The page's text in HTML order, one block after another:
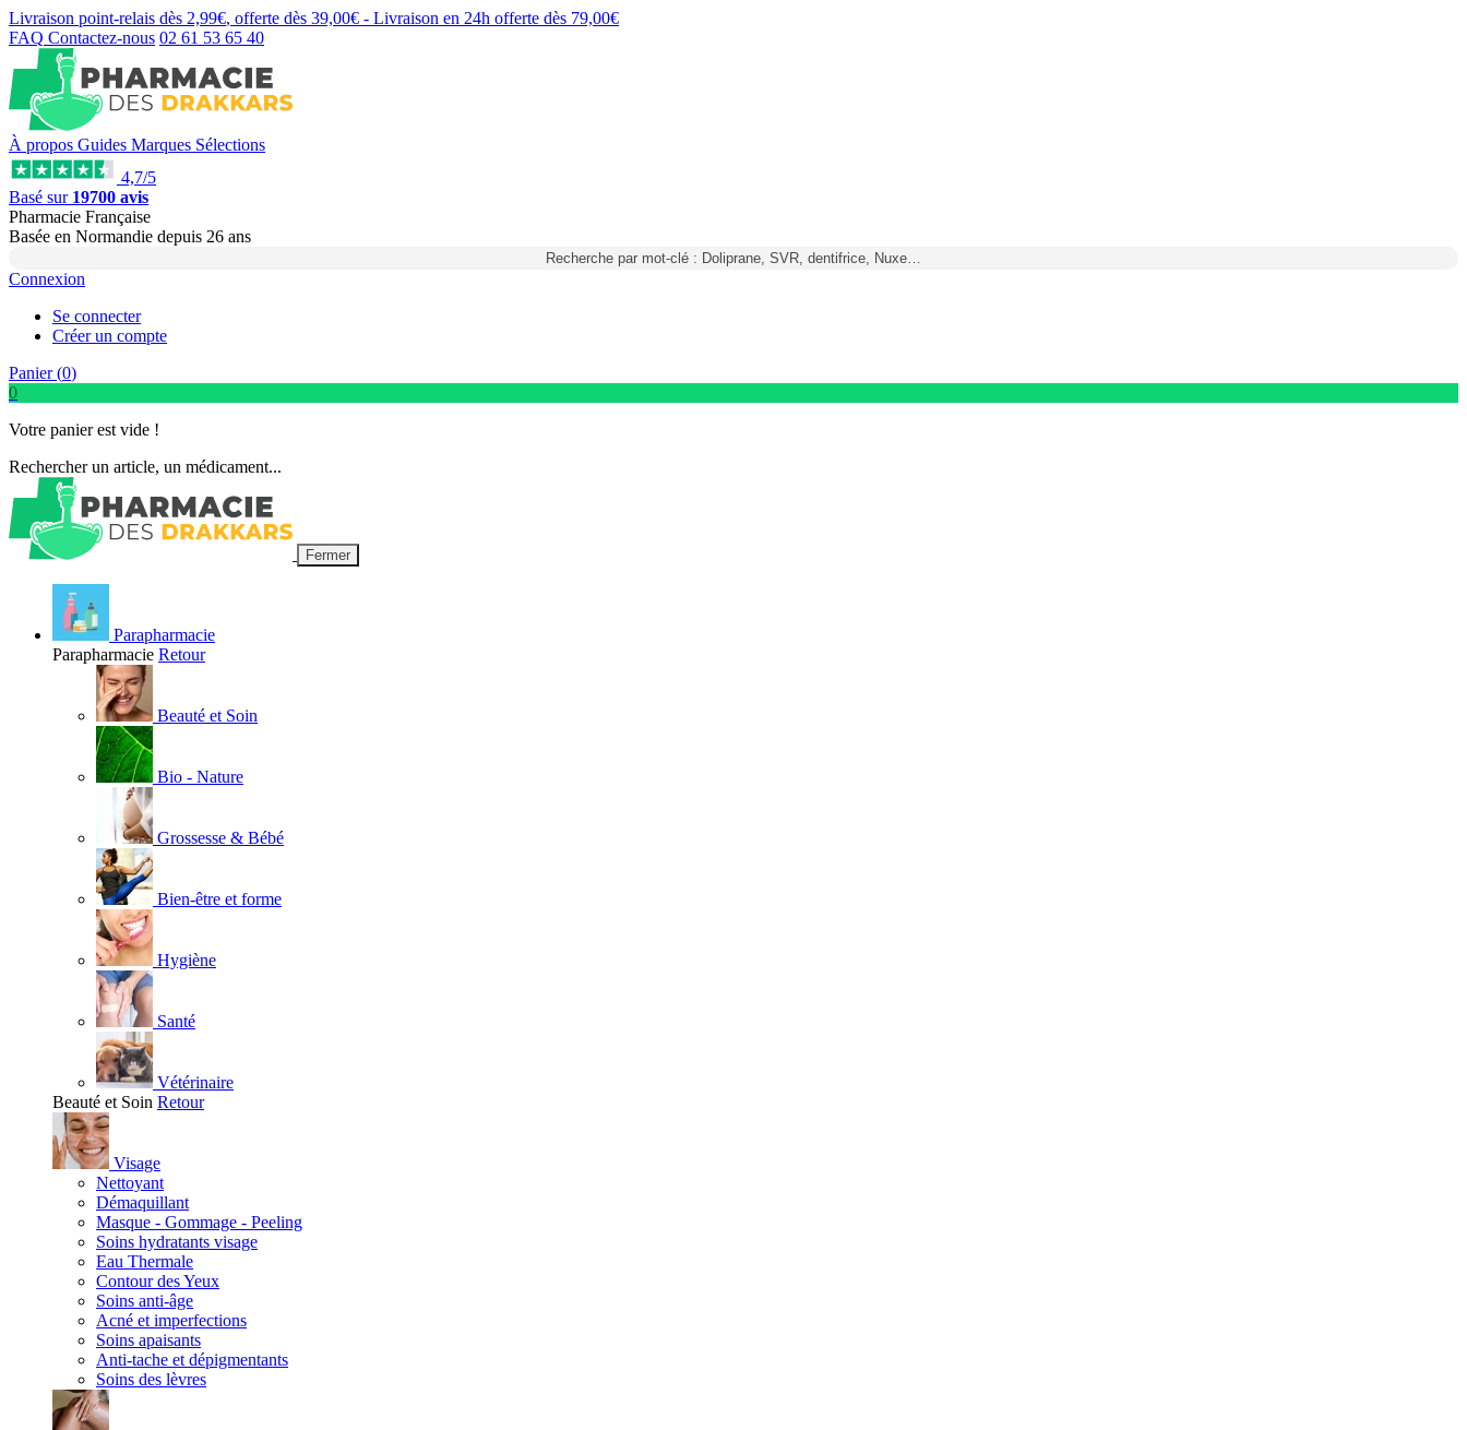
Livraison point-relais dès 2,99€, offerte dès 39,00€ - Livraison en 24h offerte dès 79,00€
FAQ Contactez-nous 02 61 53 65 40
À propos Guides Marques Sélections
4,7/5
Basé sur 19700 avis
Pharmacie Française
Basée en Normandie depuis 26 ans
Recherche par mot-clé : Doliprane, SVR, dentifrice, Nuxe…
Connexion
Se connecter
Créer un compte
Panier (0)
0
Votre panier est vide !
Rechercher un article, un médicament...
Fermer
Parapharmacie
Parapharmacie Retour
Beauté et Soin
Bio - Nature
Grossesse & Bébé
Bien-être et forme
Hygiène
Santé
Vétérinaire
Beauté et Soin Retour
Visage
Nettoyant
Démaquillant
Masque - Gommage - Peeling
Soins hydratants visage
Eau Thermale
Contour des Yeux
Soins anti-âge
Acné et imperfections
Soins apaisants
Anti-tache et dépigmentants
Soins des lèvres